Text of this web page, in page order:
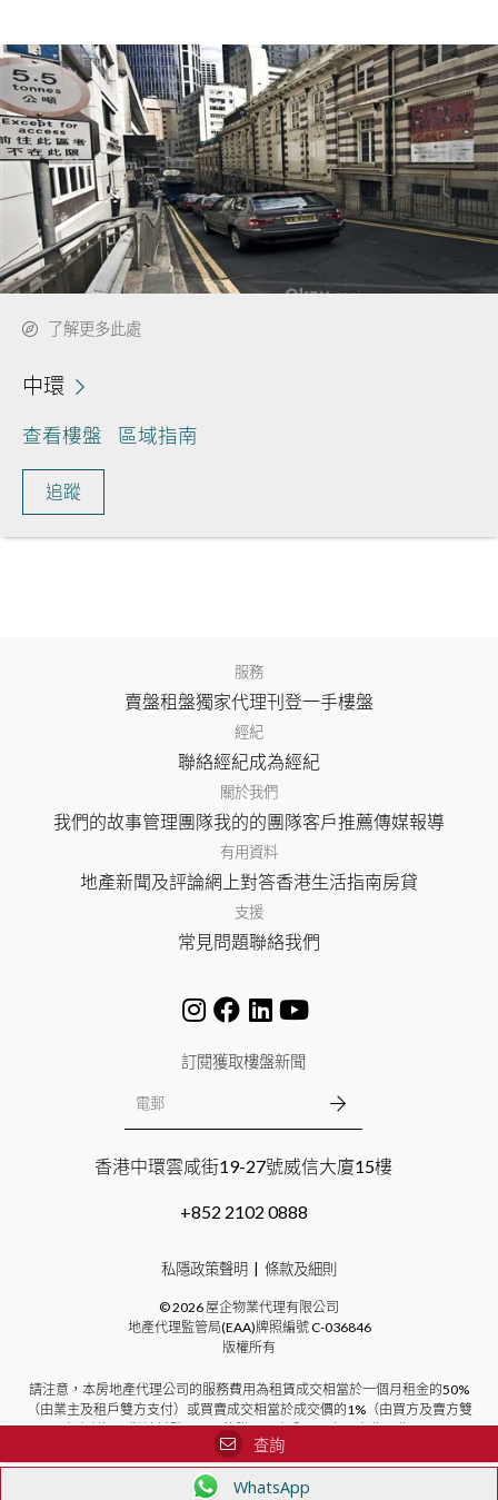
了解更多此處
中環
查看樓盤 區域指南
追蹤
服務
賣盤租盤獨家代理刊登一手樓盤
經紀
聯絡經紀成為經紀
關於我們
我們的故事管理團隊我的的團隊客戶推薦傳媒報導
有用資料
地產新聞及評論網上對答香港生活指南房貸
支援
常見問題聯絡我們
訂閱獲取樓盤新聞
香港中環雲咸街19-27號威信大廈15樓
+852 2102 0888
私隱政策聲明 條款及細則
©2026 屋企物業代理有限公司
地產代理監管局(EAA)牌照編號C-036846
版權所有
請注意，本房地產代理公司的服務費用為租賃成交相當於一個月租金的50%
（由業主及租戶雙方支付）或買賣成交相當於成交價的1%（由買方及賣方雙
方支付）。對於新發展項目的購買，本公司不向買方收取費用。
查詢
WhatsApp